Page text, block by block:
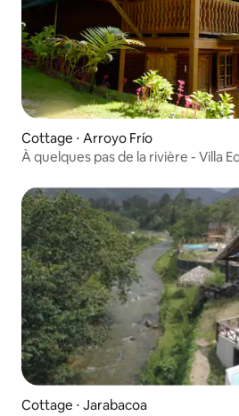
Cottage ⋅ Arroyo Frío
À quelques pas de la rivière - Villa
Cottage ⋅ Jarabacoa